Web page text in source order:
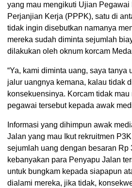
yang mau mengikuti Ujian Pegawai
Perjanjian Kerja (PPPK), satu di
tidak ingin disebutkan namanya
mereka sudah diminta sejumlah
dilakukan oleh oknum korcam
“Ya, kami diminta uang, saya tanya
jalur uangnya kemana, kalau tidak
konsekuensinya. Korcam tidak mau
pegawai tersebut kepada awak
Informasi yang dihimpun awak
Jalan yang mau Ikut rekruitmen
sejumlah uang dengan besaran Rp
kebanyakan para Penyapu Jalan
untuk bungkam kepada siapapun
dialami mereka, jika tidak,